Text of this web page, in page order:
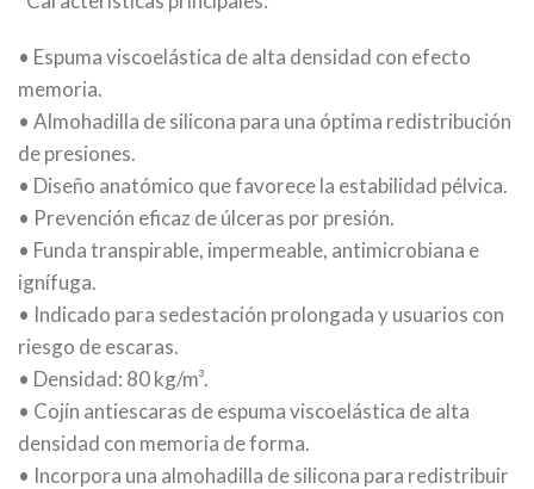
• Espuma viscoelástica de alta densidad con efecto
memoria.
• Almohadilla de silicona para una óptima redistribución
de presiones.
• Diseño anatómico que favorece la estabilidad pélvica.
• Prevención eficaz de úlceras por presión.
• Funda transpirable, impermeable, antimicrobiana e
ignífuga.
• Indicado para sedestación prolongada y usuarios con
riesgo de escaras.
• Densidad: 80 kg/m³.
• Cojín antiescaras de espuma viscoelástica de alta
densidad con memoria de forma.
• Incorpora una almohadilla de silicona para redistribuir